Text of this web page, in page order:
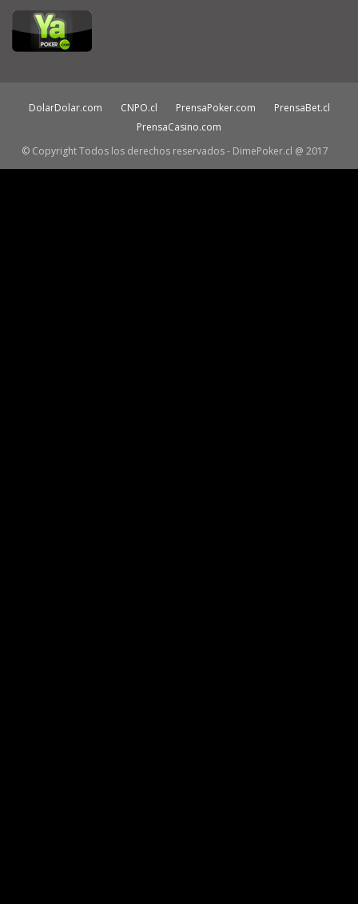
DolarDolar.com CNPO.cl PrensaPoker.com
PrensaBet.cl
PrensaCasino.com
© Copyright Todos los derechos reservados - DimePoker.cl @ 2017